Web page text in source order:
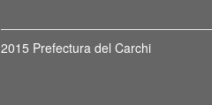
2015 Prefectura del Carchi